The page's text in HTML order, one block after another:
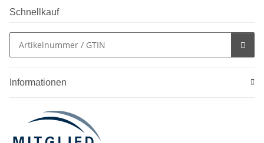
Schnellkauf
Informationen